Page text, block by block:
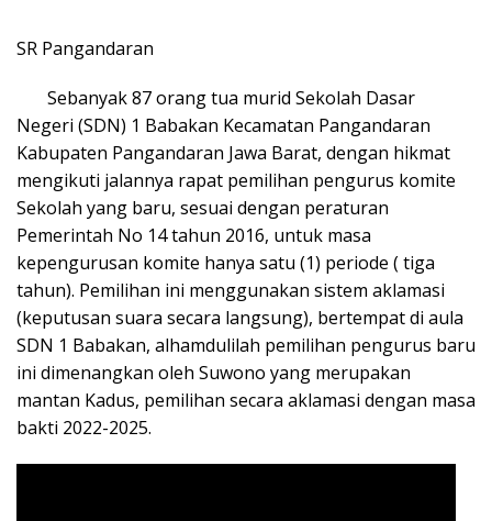
SR Pangandaran
Sebanyak 87 orang tua murid Sekolah Dasar
Negeri (SDN) 1 Babakan Kecamatan Pangandaran
Kabupaten Pangandaran Jawa Barat, dengan hikmat
mengikuti jalannya rapat pemilihan pengurus komite
Sekolah yang baru, sesuai dengan peraturan
Pemerintah No 14 tahun 2016, untuk masa
kepengurusan komite hanya satu (1) periode ( tiga
tahun). Pemilihan ini menggunakan sistem aklamasi
(keputusan suara secara langsung), bertempat di aula
SDN 1 Babakan, alhamdulilah pemilihan pengurus baru
ini dimenangkan oleh Suwono yang merupakan
mantan Kadus, pemilihan secara aklamasi dengan masa
bakti 2022-2025.